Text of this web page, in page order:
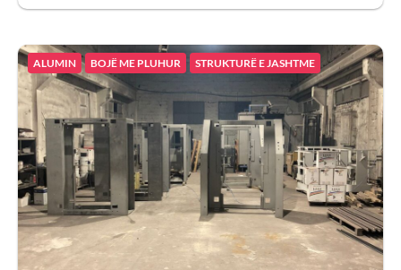
ALUMIN BOJË ME PLUHUR STRUKTURË E JASHTME